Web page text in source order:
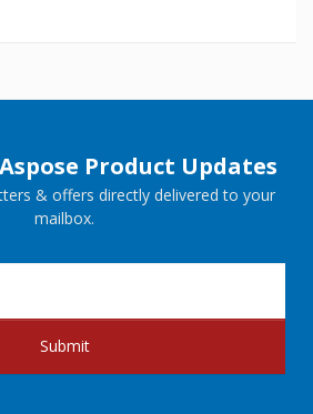
Product Updates
& offers directly delivered to your
mailbox.
Submit